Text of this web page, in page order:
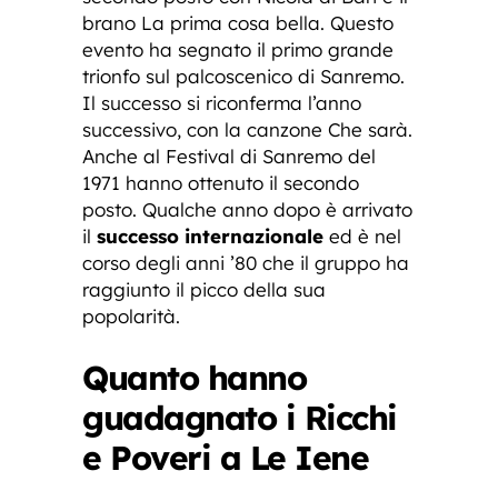
brano La prima cosa bella. Questo
evento ha segnato il primo grande
trionfo sul palcoscenico di Sanremo.
Il successo si riconferma l’anno
successivo, con la canzone Che sarà.
Anche al Festival di Sanremo del
1971 hanno ottenuto il secondo
posto. Qualche anno dopo è arrivato
il successo internazionale ed è nel
corso degli anni ’80 che il gruppo ha
raggiunto il picco della sua
popolarità.
Quanto hanno
guadagnato i Ricchi
e Poveri a Le Iene